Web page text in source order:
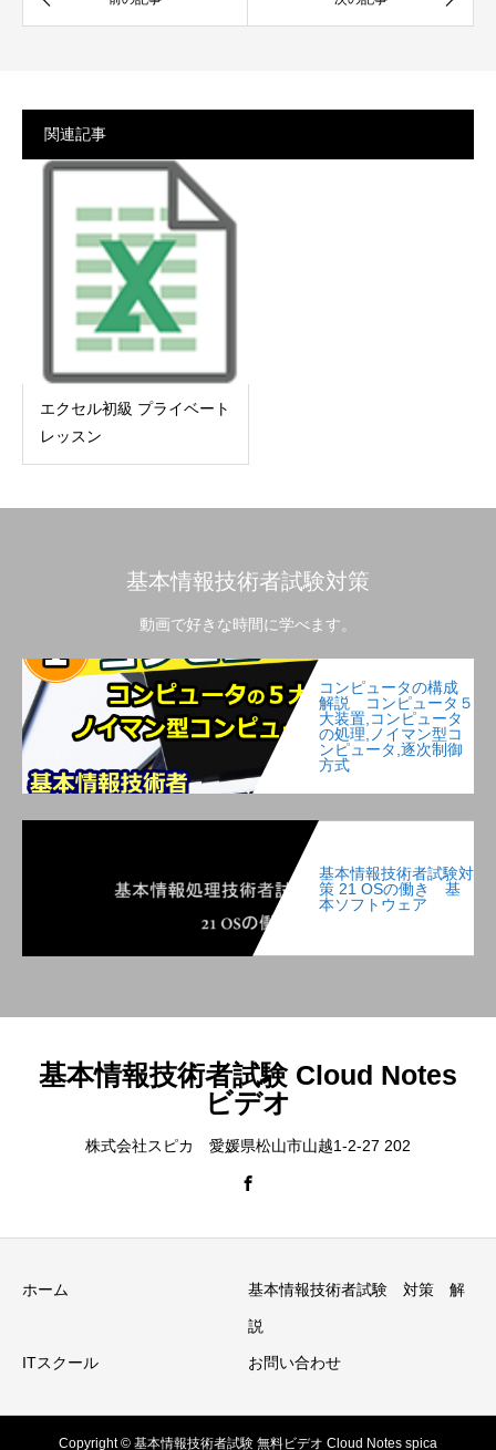
関連記事
エクセル初級 プライベート
レッスン
基本情報技術者試験対策
動画で好きな時間に学べます。
コンピュータの構成
解説 コンピュータ５
大装置,コンピュータ
の処理,ノイマン型コ
ンピュータ,逐次制御
方式
基本情報技術者試験対
策 21 OSの働き 基
本ソフトウェア
基本情報技術者試験 Cloud Notes
ビデオ
株式会社スピカ 愛媛県松山市山越1-2-27 202
ホーム 基本情報技術者試験 対策 解
説
ITスクール お問い合わせ
Copyright © 基本情報技術者試験 無料ビデオ Cloud Notes spica